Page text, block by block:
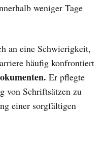
weniger Tage
an eine Schwierigkeit,
häufig konfrontiert
Er pflegte
von Schriftsätzen zu
einer sorgfältigen